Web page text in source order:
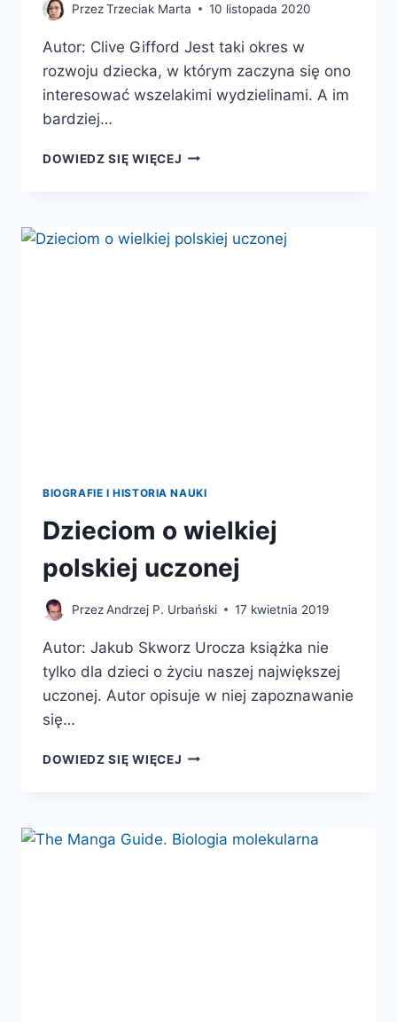
PrzezTrzeciak Marta 10 listopada 2020
Autor: Clive Gifford Jest taki okres w
rozwoju dziecka, w którym zaczyna się ono
interesować wszelakimi wydzielinami. A im
bardziej…
DOWIEDZ SIĘ WIĘCEJ ZAPASZKI.
BIOGRAFIE I HISTORIA NAUKI
Dzieciom o wielkiej
polskiej uczonej
PrzezAndrzej P. Urbański 17 kwietnia 2019
Autor: Jakub Skworz Urocza książka nie
tylko dla dzieci o życiu naszej największej
uczonej. Autor opisuje w niej zapoznawanie
się…
DOWIEDZ SIĘ WIĘCEJ DZIECIOM